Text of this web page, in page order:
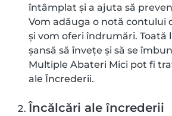
întâmplat și a ajuta să
Vom adăuga o notă contului
și vom oferi îndrumări. Toată
șansă să învețe și să se
Multiple Abateri Mici pot fi
ale Încrederii.
Încălcări ale încrederii